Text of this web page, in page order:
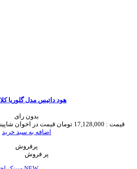
هود داتیس مدل گلوریا
بدون رای
قیمت : 17,128,000 تومان قیمت در اخوان
اضافه به سبد خرید
پرفروش